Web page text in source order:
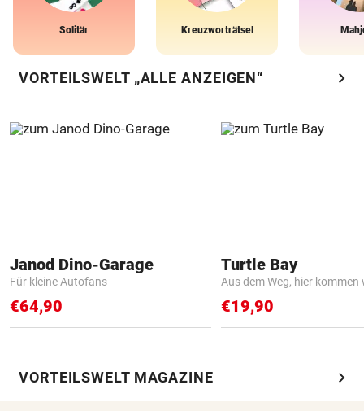
Solitär Kreuzworträtsel
VORTEILSWELT „ALLE ANZEIGEN“ chevron_right
Janod Dino-Garage
Für kleine Autofans
€64,90
Turtle Bay
Aus dem Weg, hier kommen
€19,90
VORTEILSWELT MAGAZINE chevron_right